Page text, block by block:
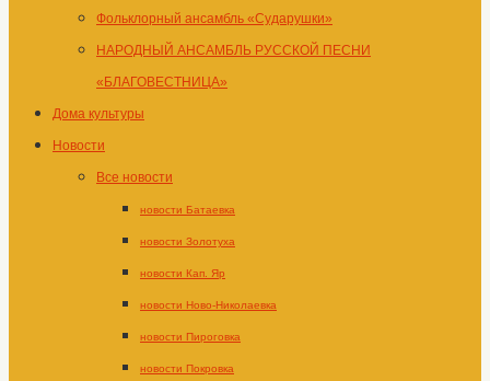
Фольклорный ансамбль «Сударушки»
НАРОДНЫЙ АНСАМБЛЬ РУССКОЙ ПЕСНИ
«БЛАГОВЕСТНИЦА»
Дома культуры
Новости
Все новости
новости Батаевка
новости Золотуха
новости Кап. Яр
новости Ново-Николаевка
новости Пироговка
новости Покровка